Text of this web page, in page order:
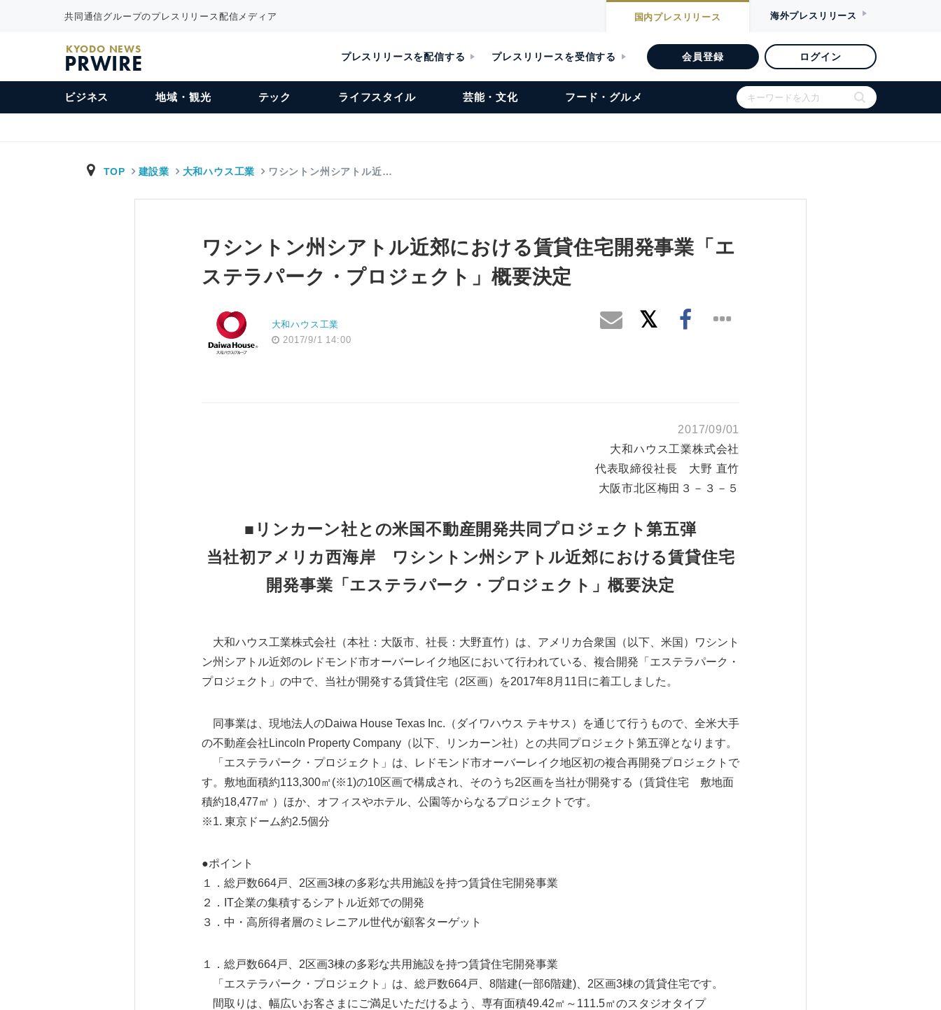
共同通信グループのプレスリリース配信メディア 国内プレスリリース 海外プレスリリース
KYODO NEWS
PRWIRE プレスリリースを配信する プレスリリースを受信する 会員登録 ログイン
ビジネス 地域・観光 テック ライフスタイル 芸能・文化 フード・グルメ
TOP 建設業 大和ハウス工業 ワシントン州シアトル近…
ワシントン州シアトル近郊における賃貸住宅開発事業「エ
ステラパーク・プロジェクト」概要決定
大和ハウス工業
2017/9/1 14:00
2017/09/01
大和ハウス工業株式会社
代表取締役社長 大野 直竹
大阪市北区梅田３－３－５
■リンカーン社との米国不動産開発共同プロジェクト第五弾
当社初アメリカ西海岸 ワシントン州シアトル近郊における賃貸住宅
開発事業「エステラパーク・プロジェクト」概要決定
大和ハウス工業株式会社（本社：大阪市、社長：大野直竹）は、アメリカ合衆国（以下、米国）ワシント
ン州シアトル近郊のレドモンド市オーバーレイク地区において行われている、複合開発「エステラパーク・
プロジェクト」の中で、当社が開発する賃貸住宅（2区画）を2017年8月11日に着工しました。
同事業は、現地法人のDaiwa House Texas Inc.（ダイワハウス テキサス）を通じて行うもので、全米大手
の不動産会社Lincoln Property Company（以下、リンカーン社）との共同プロジェクト第五弾となります。
「エステラパーク・プロジェクト」は、レドモンド市オーバーレイク地区初の複合再開発プロジェクトで
す。敷地面積約113,300㎡(※1)の10区画で構成され、そのうち2区画を当社が開発する（賃貸住宅 敷地面
積約18,477㎡ ）ほか、オフィスやホテル、公園等からなるプロジェクトです。
※1. 東京ドーム約2.5個分
●ポイント
１．総戸数664戸、2区画3棟の多彩な共用施設を持つ賃貸住宅開発事業
２．IT企業の集積するシアトル近郊での開発
３．中・高所得者層のミレニアル世代が顧客ターゲット
１．総戸数664戸、2区画3棟の多彩な共用施設を持つ賃貸住宅開発事業
「エステラパーク・プロジェクト」は、総戸数664戸、8階建(一部6階建)、2区画3棟の賃貸住宅です。
間取りは、幅広いお客さまにご満足いただけるよう、専有面積49.42㎡～111.5㎡のスタジオタイプ